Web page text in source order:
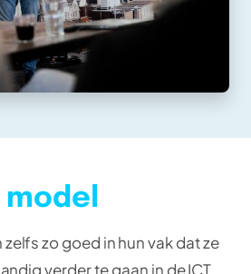
model
zo goed in hun vak dat ze
verder te gaan in de ICT